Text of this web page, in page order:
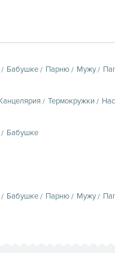
Бабушке Парню Мужу
Термокружки
Бабушке
Бабушке Парню Мужу